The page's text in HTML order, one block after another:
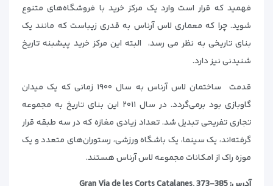
فهمید که قرار است وارد یک مرکز خرید با فروشگاه‌های متنوع
شوید. چرا که معماری لاس آرناس به قدری زیباست که مانند یک
بنای تاریخی به نظر می رسد، البته این مرکز خرید پیشبنه تاریخ
شنیدنی نیز دارد.
قدمت ساختمان لاس آرناس به سال ۱۹۰۰ زمانی که یک میدان
گاوبازی بود برمی‌گردد. در سال ۲۰۱۱ این بنای تاریخ به مجموعه
تجاری تفریحی تبدیل شد. تعداد زیادی مغازه که در سه طبقه قرار
گرفته‌اند، یک سینما، یک باشگاه ورزشی، رستوران‌های متعدد و یک
موزه راک از امکانات مجموعه لاس آرناس هستند.